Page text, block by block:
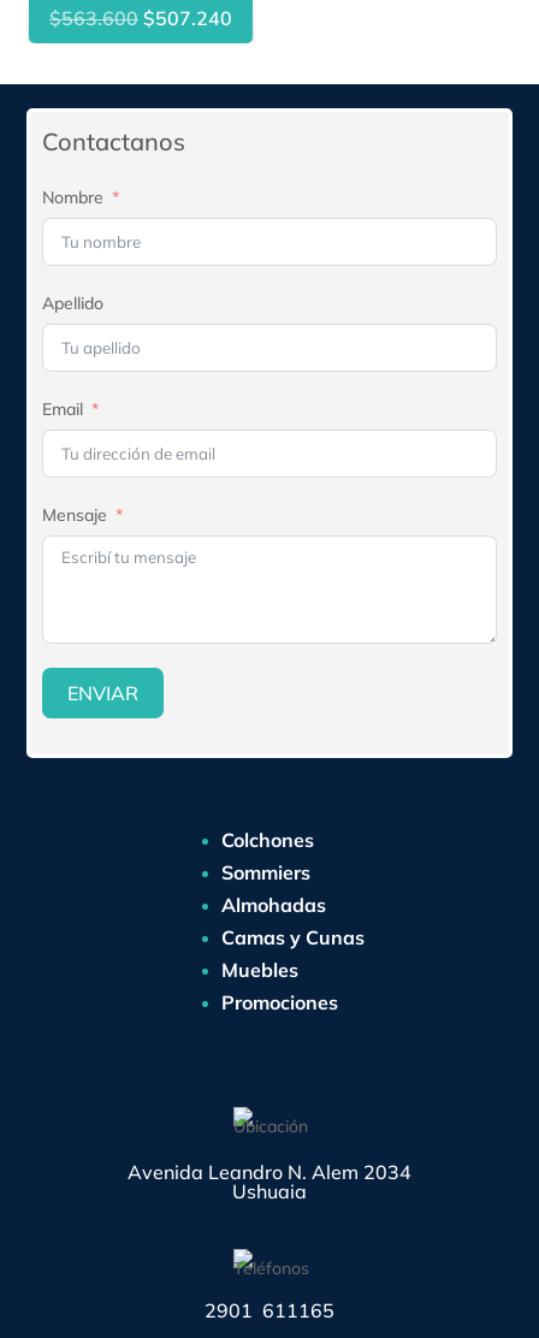
$563.600 El
precio
era:
$563.600.
$507.240El
precio
es:
Colchones
Sommiers
Almohadas
Camas y Cunas
Muebles
Promociones
Avenida Leandro N. Alem 2034
Ushuaia
2901 611165
Contactanos
Nombre
Apellido
Email
Mensaje
ENVIAR